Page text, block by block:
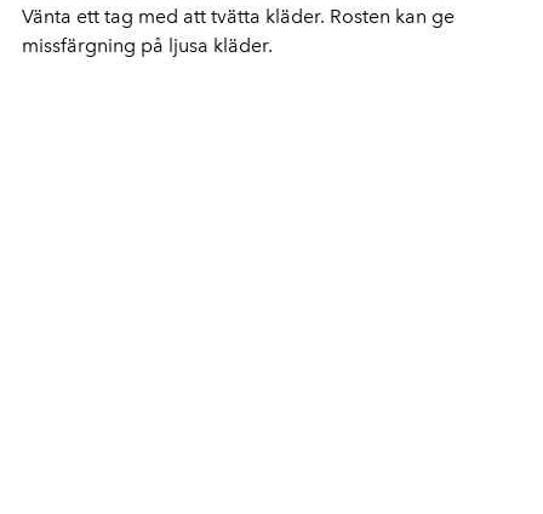
Vänta ett tag med att tvätta kläder. Rosten kan ge
missfärgning på ljusa kläder.